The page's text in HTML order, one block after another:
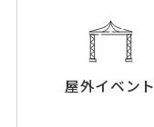
屋外イベント